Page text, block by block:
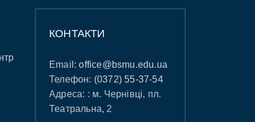
КОНТАКТИ
Email:office@bsmu.edu.ua
Телефон: (0372) 55-37-54
Адреса: : м. Чернівці, пл.
Театральна, 2